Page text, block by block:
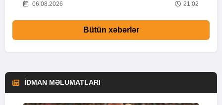
06.08.2026 21:02
Bütün xəbərlər
İDMAN MƏLUMATLARI